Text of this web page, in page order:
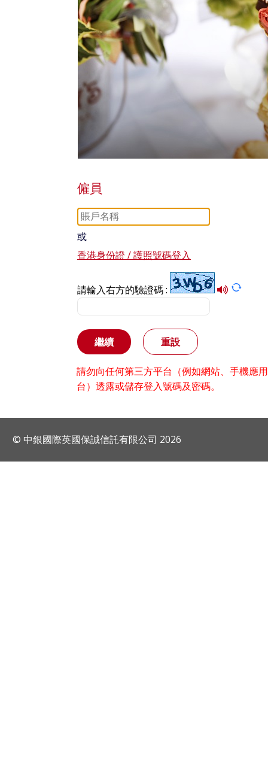
僱員
或
香港身份證 / 護照號碼登入
請輸入右方的驗證碼 :
繼續 重設
請勿向任何第三方平台（例如網站、手機應
台）透露或儲存登入號碼及密碼。
© 中銀國際英國保誠信託有限公司 2026